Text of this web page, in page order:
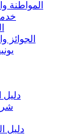
المواطنة
الجوائز
دليل
دليل